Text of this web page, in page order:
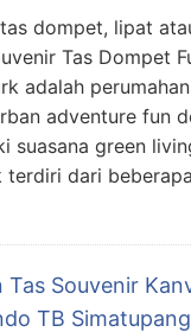
dompet, lipat
Tas Dompet
adalah
adventure fun
suasana green
terdiri dari
Tas Souvenir
TB Simatupang